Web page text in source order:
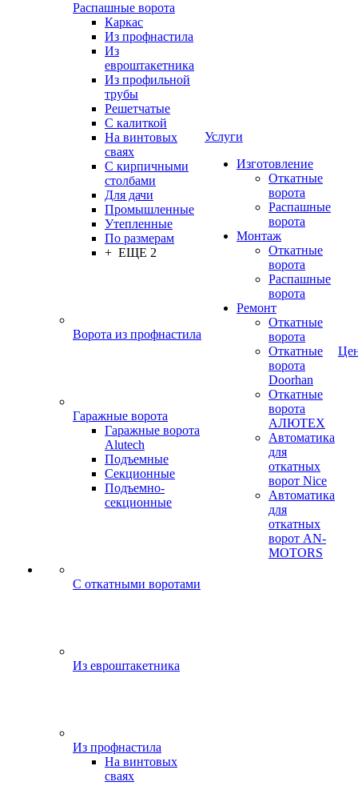
Распашные ворота
Каркас
Из профнастила
Из
евроштакетника
Из профильной
трубы
Решетчатые
С калиткой
На винтовых
сваях
С кирпичными
столбами
Для дачи
Промышленные
Утепленные
По размерам
+ ЕЩЕ 2
Ворота из профнастила
Гаражные ворота
Гаражные ворота
Alutech
Подъемные
Секционные
Подъемно-
секционные
C откатными воротами
Из евроштакетника
Из профнастила
На винтовых
сваях
Услуги
Изготовление
Откатные
ворота
Распашные
ворота
Монтаж
Откатные
ворота
Распашные
ворота
Ремонт
Откатные
ворота
Откатные
ворота
Doorhan
Откатные
ворота
АЛЮТЕХ
Автоматика
для
откатных
ворот Nice
Автоматика
для
откатных
ворот AN-
MOTORS